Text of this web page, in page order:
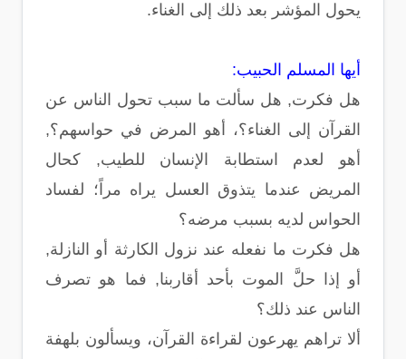
يحول المؤشر بعد ذلك إلى الغناء.
أيها المسلم الحبيب:
هل فكرت, هل سألت ما سبب تحول الناس عن
القرآن إلى الغناء؟، أهو المرض في حواسهم؟,
أهو لعدم استطابة الإنسان للطيب, كحال
المريض عندما يتذوق العسل يراه مراً؛ لفساد
الحواس لديه بسبب مرضه؟
هل فكرت ما نفعله عند نزول الكارثة أو النازلة,
أو إذا حلَّ الموت بأحد أقاربنا, فما هو تصرف
الناس عند ذلك؟
ألا تراهم يهرعون لقراءة القرآن، ويسألون بلهفة